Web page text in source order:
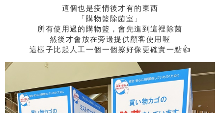
這個也是疫情後才有的東西
「購物籃除菌室」
所有使用過的購物籃，會先進到這裡除菌
然後才會放在旁邊提供顧客使用喔
這樣子比起人工一個一個擦好像更確實一點👍